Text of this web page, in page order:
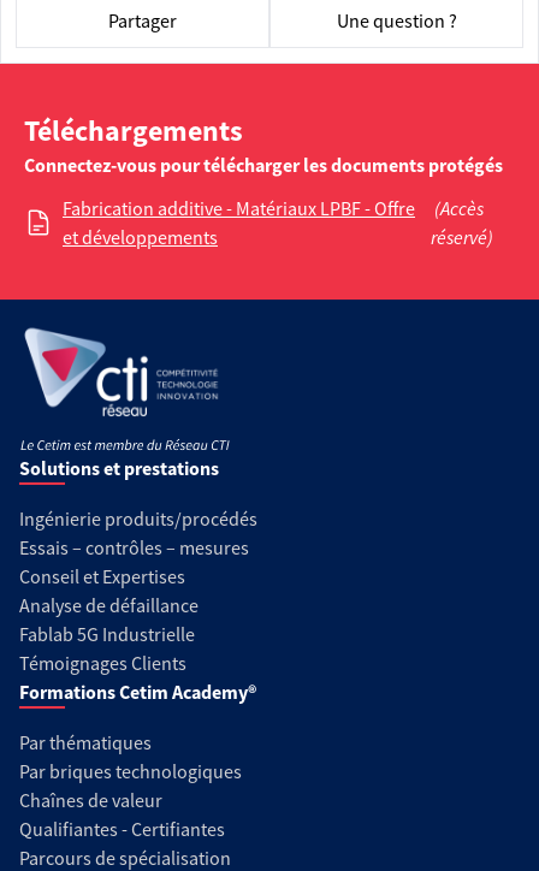
Partager
Une question ?
Téléchargements
Connectez-vous pour télécharger les documents protégés
Fabrication additive - Matériaux LPBF - Offre
et développements
(Accès
réservé)
Solutions et prestations
Ingénierie produits/procédés
Essais – contrôles – mesures
Conseil et Expertises
Analyse de défaillance
Fablab 5G Industrielle
Témoignages Clients
Formations Cetim Academy®
Par thématiques
Par briques technologiques
Chaînes de valeur
Qualifiantes - Certifiantes
Parcours de spécialisation